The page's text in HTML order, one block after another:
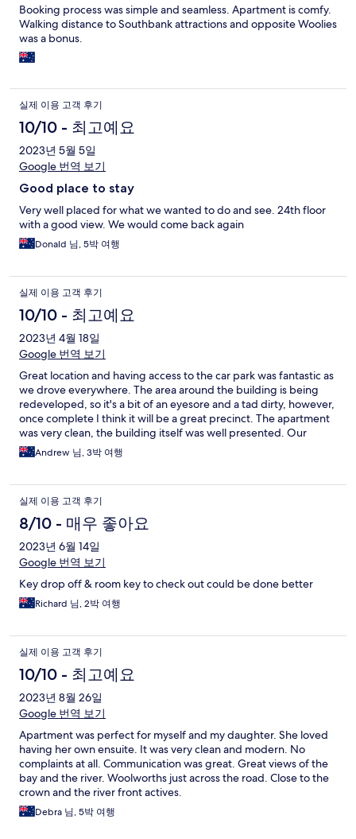
Booking process was simple and seamless. Apartment is comfy.
Walking distance to Southbank attractions and opposite Woolies
was a bonus.
실제 이용 고객 후기
10/10 - 최고예요
2023년 5월 5일
Google 번역 보기
Good place to stay
Very well placed for what we wanted to do and see. 24th floor
with a good view. We would come back again
Donald 님, 5박 여행
실제 이용 고객 후기
10/10 - 최고예요
2023년 4월 18일
Google 번역 보기
Great location and having access to the car park was fantastic as
we drove everywhere. The area around the building is being
redeveloped, so it's a bit of an eyesore and a tad dirty, however,
once complete I think it will be a great precinct. The apartment
was very clean, the building itself was well presented. Our
rooms were spacious and we (a family of 4) were very
comfortable. Overall we had a great time.
Andrew 님, 3박 여행
실제 이용 고객 후기
8/10 - 매우 좋아요
2023년 6월 14일
Google 번역 보기
Key drop off & room key to check out could be done better
Richard 님, 2박 여행
실제 이용 고객 후기
10/10 - 최고예요
2023년 8월 26일
Google 번역 보기
Apartment was perfect for myself and my daughter. She loved
having her own ensuite. It was very clean and modern. No
complaints at all. Communication was great. Great views of the
bay and the river. Woolworths just across the road. Close to the
crown and the river front actives.
Debra 님, 5박 여행